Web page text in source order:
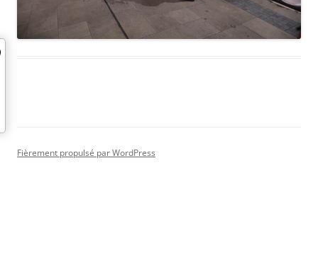
Fièrement propulsé par WordPress